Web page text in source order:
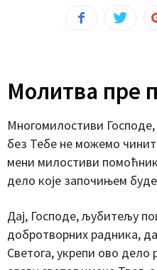
Молитва пре
Многомилостиви
без Тебе не можемо
мени милостиви
дело које започињем
Дај, Господе, љубитељу
добротворних радника,
Светога, укрепи ово дело